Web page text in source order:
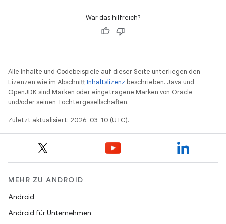
War das hilfreich?
Alle Inhalte und Codebeispiele auf dieser Seite unterliegen den
Lizenzen wie im AbschnittInhaltslizenz beschrieben. Java und
OpenJDK sind Marken oder eingetragene Marken von Oracle
und/oder seinen Tochtergesellschaften.
Zuletzt aktualisiert: 2026-03-10 (UTC).
MEHR ZU ANDROID
Android
Android für Unternehmen